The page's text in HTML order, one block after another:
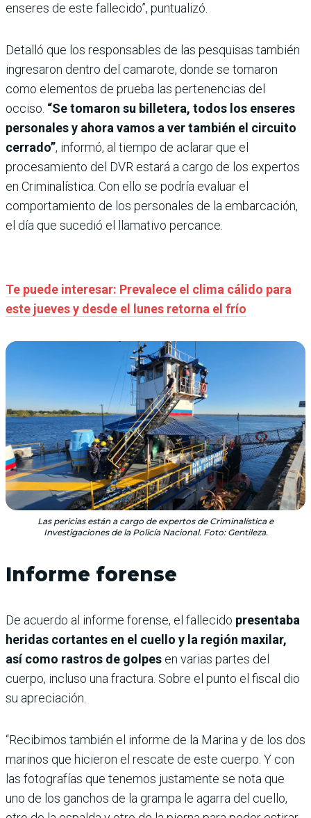
enseres de este fallecido”, puntualizó.
Detalló que los responsables de las pesquisas también
ingresaron dentro del camarote, donde se tomaron
como elementos de prueba las pertenencias del
occiso. “Se tomaron su billetera, todos los enseres
personales y ahora vamos a ver también el circuito
cerrado”, informó, al tiempo de aclarar que el
procesamiento del DVR estará a cargo de los expertos
en Criminalística. Con ello se podría evaluar el
comportamiento de los personales de la embarcación,
el día que sucedió el llamativo percance.
Te puede interesar: Prevalece el clima cálido para
este jueves y desde el lunes retorna el frío
Las pericias están a cargo de expertos de Criminalística e
Investigaciones de la Policía Nacional. Foto: Gentileza.
Informe forense
De acuerdo al informe forense, el fallecido presentaba
heridas cortantes en el cuello y la región maxilar,
así como rastros de golpes en varias partes del
cuerpo, incluso una fractura. Sobre el punto el fiscal dio
su apreciación.
“Recibimos también el informe de la Marina y de los dos
marinos que hicieron el rescate de este cuerpo. Y con
las fotografías que tenemos justamente se nota que
uno de los ganchos de la grampa le agarra del cuello,